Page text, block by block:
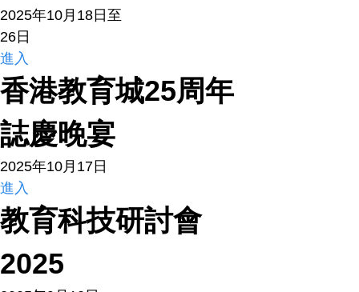
2025年10月18日至
26日
進入
香港教育城25周年
誌慶晚宴
2025年10月17日
進入
教育科技研討會
2025